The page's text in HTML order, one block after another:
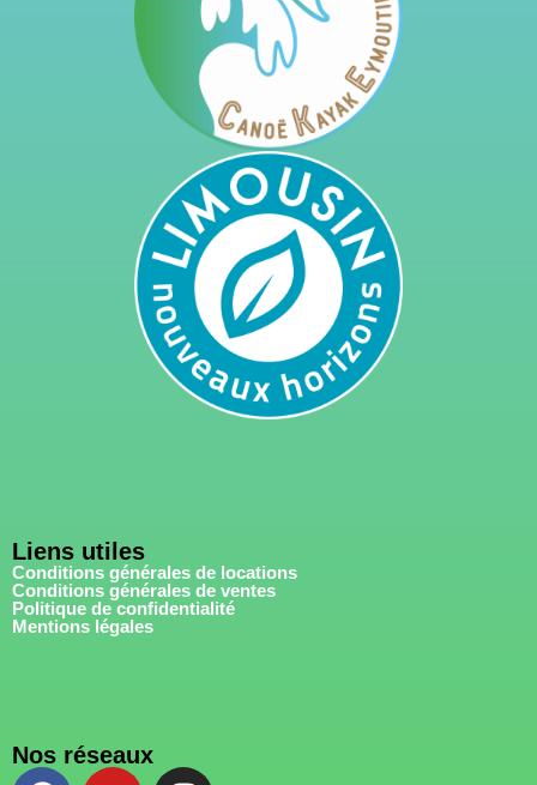
Liens utiles
Conditions générales de locations
Conditions générales de ventes
Politique de confidentialité
Mentions légales
Nos réseaux